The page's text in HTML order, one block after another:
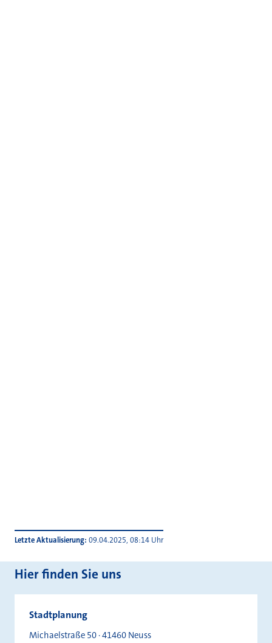
Letzte Aktualisierung 09.04.2025, 08:14 Uhr
Hier finden Sie uns
Stadtplanung
Michaelstraße 50 · 41460 Neuss